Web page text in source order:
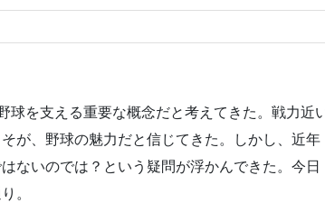
球を支える重要な概念だと考えてきた。戦力近
が、野球の魅力だと信じてきた。しかし、近年
ないのでは？という疑問が浮かんできた。今日
。